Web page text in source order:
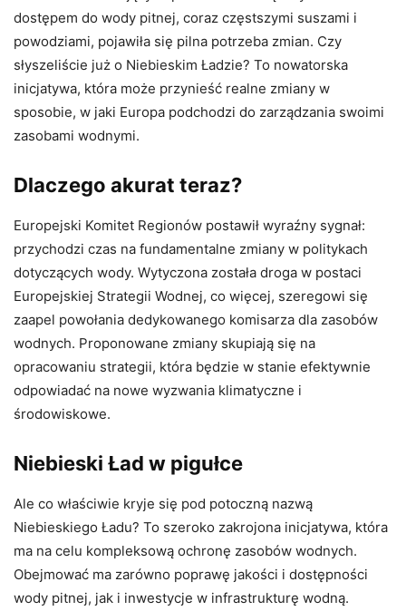
dostępem do wody pitnej, coraz częstszymi suszami i
powodziami, pojawiła się pilna potrzeba zmian. Czy
słyszeliście już o Niebieskim Ładzie? To nowatorska
inicjatywa, która może przynieść realne zmiany w
sposobie, w jaki Europa podchodzi do zarządzania swoimi
zasobami wodnymi.
Dlaczego akurat teraz?
Europejski Komitet Regionów postawił wyraźny sygnał:
przychodzi czas na fundamentalne zmiany w politykach
dotyczących wody. Wytyczona została droga w postaci
Europejskiej Strategii Wodnej, co więcej, szeregowi się
zaapel powołania dedykowanego komisarza dla zasobów
wodnych. Proponowane zmiany skupiają się na
opracowaniu strategii, która będzie w stanie efektywnie
odpowiadać na nowe wyzwania klimatyczne i
środowiskowe.
Niebieski Ład w pigułce
Ale co właściwie kryje się pod potoczną nazwą
Niebieskiego Ładu? To szeroko zakrojona inicjatywa, która
ma na celu kompleksową ochronę zasobów wodnych.
Obejmować ma zarówno poprawę jakości i dostępności
wody pitnej, jak i inwestycje w infrastrukturę wodną.